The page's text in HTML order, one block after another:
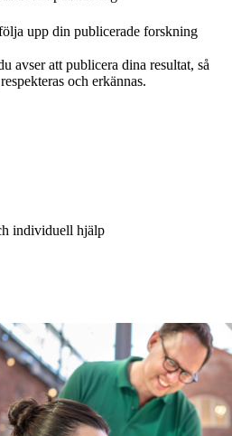
upp din publicerade forskning
avser att publicera dina resultat, så
och erkännas.
individuell hjälp